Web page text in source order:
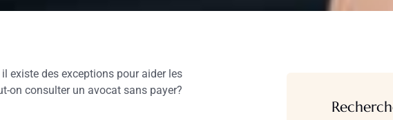
existe des exceptions pour aider les
on consulter un avocat sans payer?